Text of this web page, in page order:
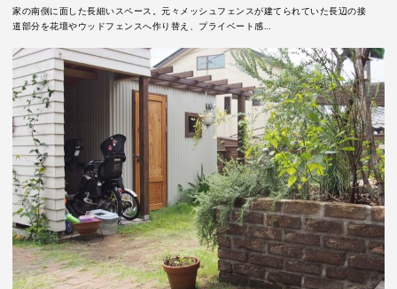
家の南側に面した長細いスペース。元々メッシュフェンスが建てられていた長辺の接
道部分を花壇やウッドフェンスへ作り替え、プライベート感…